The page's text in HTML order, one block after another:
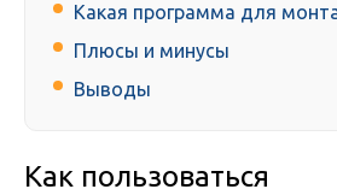
Какая программа для
Плюсы и минусы
Выводы
Как пользоваться